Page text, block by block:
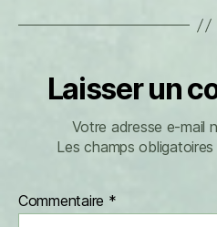
Laisser un
Votre adresse e-mail
Les champs
Commentaire *